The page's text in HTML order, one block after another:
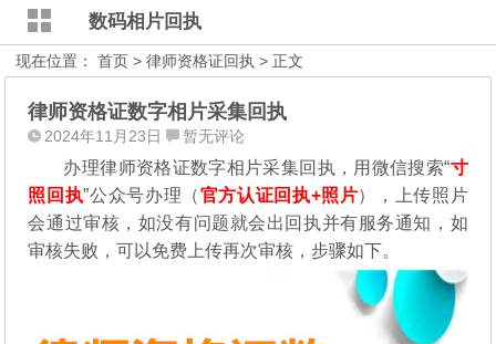
数码相片回执
现在位置：首页 >律师资格证回执 > 正文
律师资格证数字相片采集回执
2024年11月23日 暂无评论
办理律师资格证数字相片采集回执，用微信搜索“寸
照回执”公众号办理（官方认证回执+照片），
上传照片
会通过审核，如没有问题就会出回执并有服务通知，如
审核失败，可以免费上传再次审核，步骤如下。